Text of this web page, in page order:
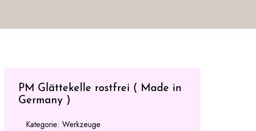
PM Glättekelle rostfrei ( Made in
Germany )
Kategorie:Werkzeuge